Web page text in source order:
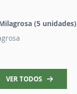
(5 unidades)
VER TODOS